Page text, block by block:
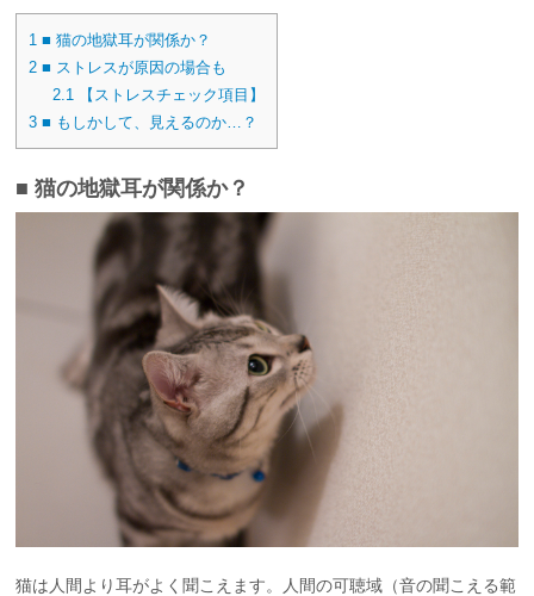
1 ■ 猫の地獄耳が関係か？
2 ■ ストレスが原因の場合も
2.1 【ストレスチェック項目】
3 ■ もしかして、見えるのか…？
■ 猫の地獄耳が関係か？
猫は人間より耳がよく聞こえます。人間の可聴域（音の聞こえる範